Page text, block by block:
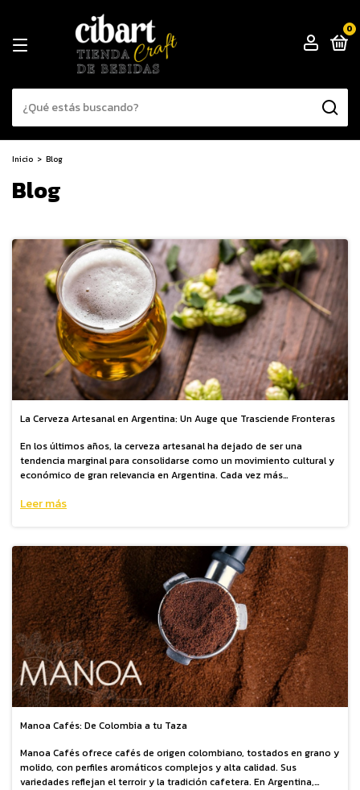
0
Inicio > Blog
Blog
La Cerveza Artesanal en Argentina: Un Auge que Trasciende Fronteras
En los últimos años, la cerveza artesanal ha dejado de ser una
tendencia marginal para consolidarse como un movimiento cultural y
económico de gran relevancia en Argentina. Cada vez más
de elaboración y creatividad que ofrece este segmento,
Leer más
Manoa Cafés: De Colombia a tu Taza
Manoa Cafés ofrece cafés de origen colombiano, tostados en grano y
molido, con perfiles aromáticos complejos y alta calidad. Sus
variedades reflejan el terroir y la tradición cafetera. En Argentina,